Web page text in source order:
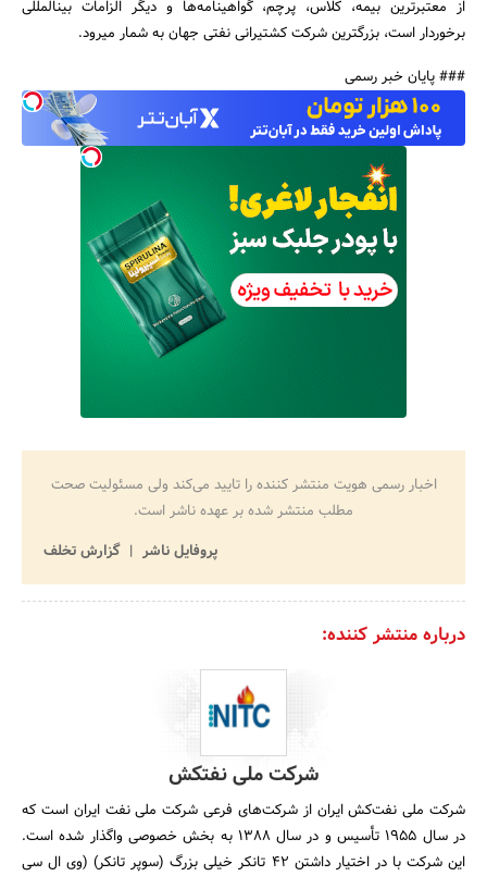
از معتبرترین بیمه، کلاس، پرچم، گواهینامه‌ها و دیگر الزامات بین‎المللی
برخوردار است، بزرگترین شرکت کشتیرانی نفتی جهان به شمار می‎رود.
### پایان خبر رسمی
اخبار رسمی هویت منتشر کننده را تایید می‌کند ولی مسئولیت صحت
مطلب منتشر شده بر عهده ناشر است.
پروفایل ناشر
گزارش تخلف
درباره منتشر کننده:
شرکت ملی نفتکش
شرکت ملی نفت‌کش ایران از شرکت‌های فرعی شرکت ملی نفت ایران است که
در سال 1955 تأسیس و در سال 1388 به بخش خصوصی واگذار شده است.
این شرکت با در اختیار داشتن 42 تانکر خیلی بزرگ (سوپر تانکر) (وی ال سی